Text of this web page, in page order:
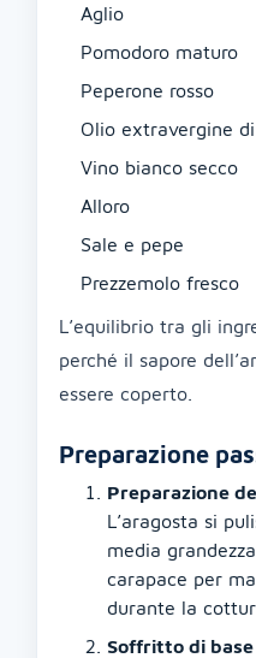
Aglio
Pomodoro maturo
Peperone rosso
Olio extravergine
Vino bianco secco
Alloro
Sale e pepe
Prezzemolo fresco
L’equilibrio tra gli
perché il sapore
essere coperto.
Preparazione
Preparazione
L’aragosta si
media
carapace per
durante la
Soffritto di base